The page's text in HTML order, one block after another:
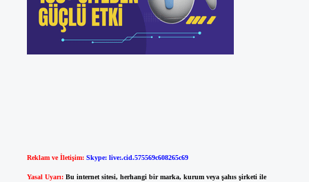
Reklam ve İletişim: Skype: live:.cid.575569c608265c69
Yasal Uyarı: Bu internet sitesi, herhangi bir marka, kurum veya şahıs şirketi ile